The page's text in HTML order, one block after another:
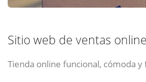
Sitio web de ventas online
Tienda online funcional, cómoda y